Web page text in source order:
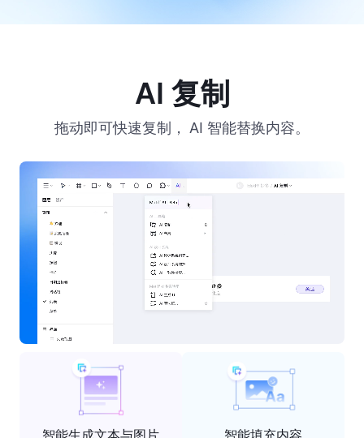
AI 复制
拖动即可快速复制， AI 智能替换内容。
智能生成文本与图片 智能填充内容